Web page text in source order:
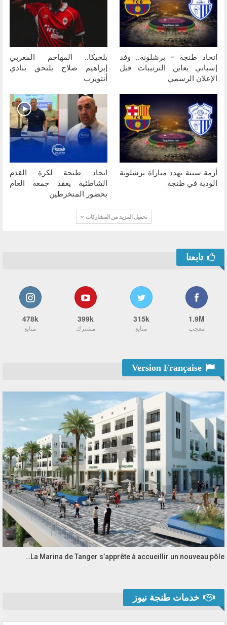
اتحاد طنجة – برشلونة.. وفد
إسباني يعاين الترتيبات قبل
الإعلان الرسمي
بلجيكا.. المهاجم المغربي
إبراهيم صلاح يلتحق بنادي
أنتويرب
أزمة سبتة تهدد مباراة برشلونة
الودية في طنجة
اتحاد طنجة لكرة القدم
الشاطئية يعقد جمعه العام
بحضور المنخرطين
تحميل المزيد من المشاركات
تابعنا
1.9M
معجب
315k
متابع
399k
مشترك
478k
متابع
La Marina de Tanger s’apprête à accueillir un nouveau pôle…
خدمات طنجة نيوز